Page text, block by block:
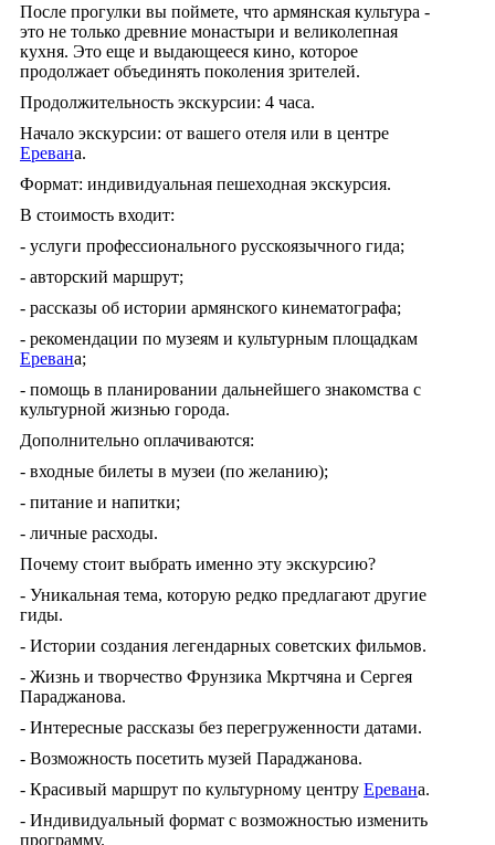
После прогулки вы поймете, что армянская культура -
это не только древние монастыри и великолепная
кухня. Это еще и выдающееся кино, которое
продолжает объединять поколения зрителей.
Продолжительность экскурсии: 4 часа.
Начало экскурсии: от вашего отеля или в центре
Еревана.
Формат: индивидуальная пешеходная экскурсия.
В стоимость входит:
- услуги профессионального русскоязычного гида;
- авторский маршрут;
- рассказы об истории армянского кинематографа;
- рекомендации по музеям и культурным площадкам
Еревана;
- помощь в планировании дальнейшего знакомства с
культурной жизнью города.
Дополнительно оплачиваются:
- входные билеты в музеи (по желанию);
- питание и напитки;
- личные расходы.
Почему стоит выбрать именно эту экскурсию?
- Уникальная тема, которую редко предлагают другие
гиды.
- Истории создания легендарных советских фильмов.
- Жизнь и творчество Фрунзика Мкртчяна и Сергея
Параджанова.
- Интересные рассказы без перегруженности датами.
- Возможность посетить музей Параджанова.
- Красивый маршрут по культурному центру Еревана.
- Индивидуальный формат с возможностью изменить
программу.